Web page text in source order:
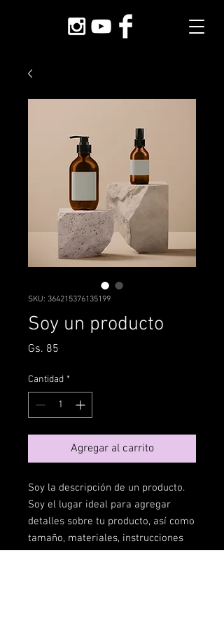
SKU: 364215376135199
Soy un producto
Gs. 85
Cantidad *
Agregar al carrito
Soy la descripción de un producto.
Soy el lugar ideal para agregar
detalles sobre tu producto, así como
tamaño, materiales, instrucciones